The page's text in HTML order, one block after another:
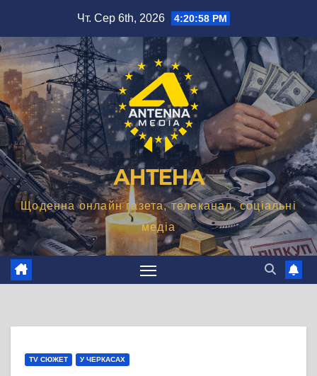
вмісту
Чт. Сер 6th, 2026 4:20:59 PM
АНТЕНА
Щоденна онлайн газета, телеканал, соціальні
медіа
TV СЮЖЕТ У ЧЕРКАСАХ